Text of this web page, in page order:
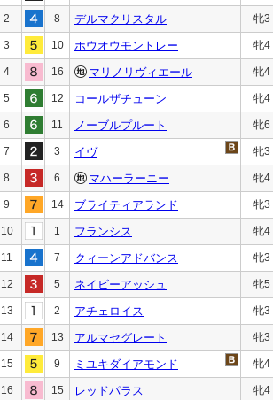
2 8 デルマクリスタル 牝3
3 10 ホウオウモントレー 牝4
4 16 マリノリヴィエール 牝4
5 12 コールザチューン 牝4
6 11 ノーブルプルート 牝6
7 3 イヴ 牝3
8 6 マハーラーニー 牝4
9 14 ブライティアランド 牝3
10 1 フランシス 牝4
11 7 クィーンアドバンス 牝3
12 5 ネイビーアッシュ 牝5
13 2 アチェロイス 牝3
14 13 アルマセグレート 牝3
15 9 ミユキダイアモンド 牝4
16 15 レッドパラス 牝4